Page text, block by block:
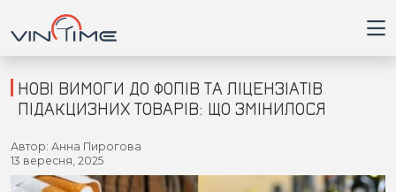
Головна
Війна
НОВІ ВИМОГИ ДО ФОПІВ ТА ЛІЦЕНЗІАТІВ
ПІДАКЦИЗНИХ ТОВАРІВ: ЩО ЗМІНИЛОСЯ
Автор: Анна Пирогова
13 вересня, 2025